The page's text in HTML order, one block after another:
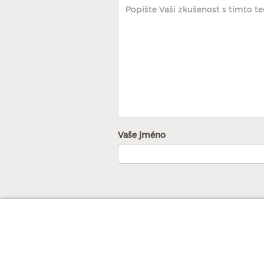
Vaše jméno